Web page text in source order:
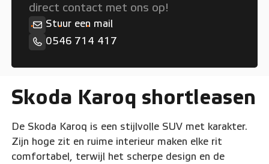
direct contact met ons op!
Stuur een mail
0546 714 417
Skoda Karoq shortleasen
De Skoda Karoq is een stijlvolle SUV met karakter.
Zijn hoge zit en ruime interieur maken elke rit
comfortabel, terwijl het scherpe design en de